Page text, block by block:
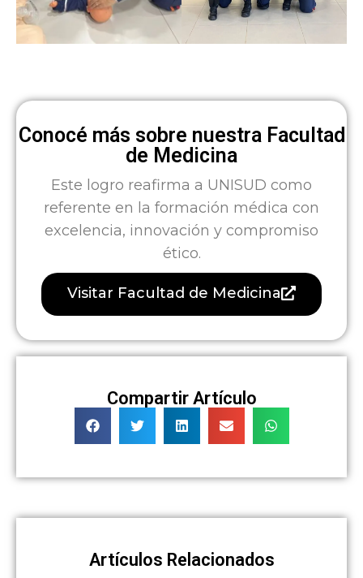
Conocé más sobre nuestra Facultad
de Medicina
Este logro reafirma a UNISUD como
referente en la formación médica con
excelencia, innovación y compromiso
ético.
Visitar Facultad de Medicina
Compartir Artículo
Artículos Relacionados